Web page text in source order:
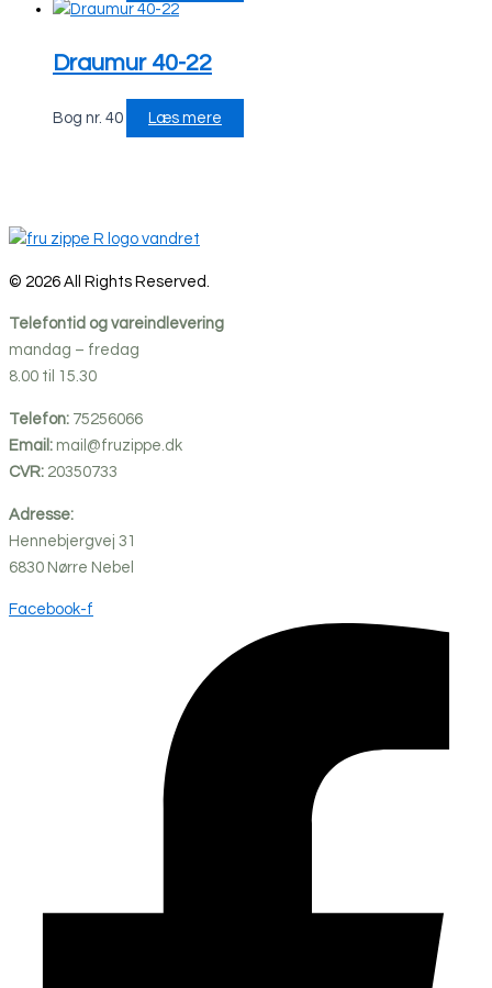
Draumur 40-22
Bog nr. 40 Læs mere
© 2026 All Rights Reserved.
Telefontid og vareindlevering
mandag – fredag
8.00 til 15.30
Telefon: 75256066
Email: mail@fruzippe.dk
CVR: 20350733
Adresse:
Hennebjergvej 31
6830 Nørre Nebel
Facebook-f